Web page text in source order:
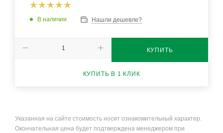
В наличии Нашли дешевле?
КУПИТЬ
КУПИТЬ В 1 КЛИК
Указанная на сайте стоимость носит ознакомительный характер.
Окончательная цена будет подтверждена менеджером при